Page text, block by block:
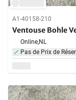
A1-40158-210
Ventouse Bohle
Online,NL
Pas de Prix de